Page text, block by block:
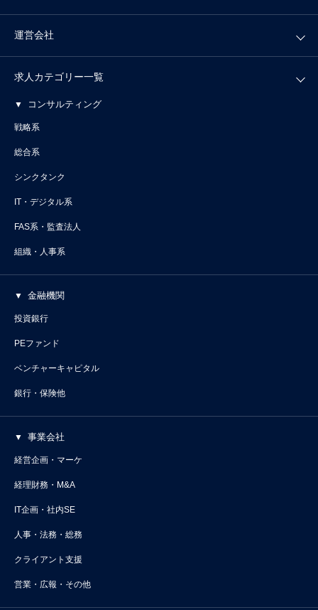
運営会社
求人カテゴリー一覧
コンサルティング
戦略系
総合系
シンクタンク
IT・デジタル系
FAS系・監査法人
組織・人事系
金融機関
投資銀行
PEファンド
ベンチャーキャピタル
銀行・保険他
事業会社
経営企画・マーケ
経理財務・M&A
IT企画・社内SE
人事・法務・総務
クライアント支援
営業・広報・その他